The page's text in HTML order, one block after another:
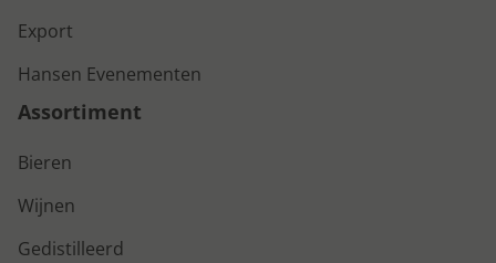
Export
Hansen Evenementen
Assortiment
Bieren
Wijnen
Gedistilleerd